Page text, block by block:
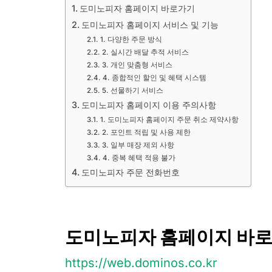
도미노피자 홈페이지 바로가기
도미노피자 홈페이지 서비스 및 기능
1. 다양한 주문 방식
2. 실시간 배달 추적 서비스
3. 개인 맞춤형 서비스
4. 종합적인 할인 및 혜택 시스템
5. 선물하기 서비스
도미노피자 홈페이지 이용 주의사항
1. 도미노피자 홈페이지 주문 취소 제약사항
2. 포인트 적립 및 사용 제한
3. 일부 매장 제외 사항
4. 중복 혜택 적용 불가
도미노피자 주문 전화번호
도미노피자 홈페이지 바
https://web.dominos.co.kr